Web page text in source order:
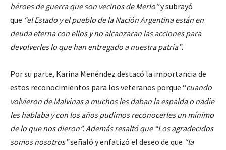
héroes de guerra que son vecinos de Merlo”y subrayó
que “el Estado y el pueblo de la Nación Argentina están en
deuda eterna con ellos y no alcanzaran las acciones para
devolverles lo que han entregado a nuestra patria”.
Por su parte, Karina Menéndez destacó la importancia de
estos reconocimientos para los veteranos porque “cuando
volvieron de Malvinas a muchos les daban la espalda o nadie
les hablaba y con los años pudimos reconocerles un mínimo
de lo que nos dieron”. Además resaltó que “Los agradecidos
somos nosotros”señaló y enfatizó el deseo de que “la